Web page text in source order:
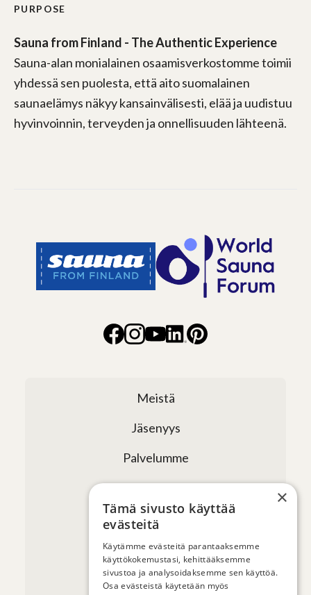
PURPOSE
Sauna from Finland - The Authentic Experience
Sauna-alan monialainen osaamisverkostomme toimii
yhdessä sen puolesta, että aito suomalainen
saunaelämys näkyy kansainvälisesti, elää ja uudistuu
hyvinvoinnin, terveyden ja onnellisuuden lähteenä.
Meistä
Jäsenyys
Palvelumme
Verkostomme
Tapahtumat
Uutiset ja artikkelit
Yhteystiedot
×
Tämä sivusto käyttää
evästeitä
Käytämme evästeitä parantaaksemme
käyttökokemustasi, kehittääksemme
sivustoa ja analysoidaksemme sen käyttöä.
Osa evästeistä käytetään myös